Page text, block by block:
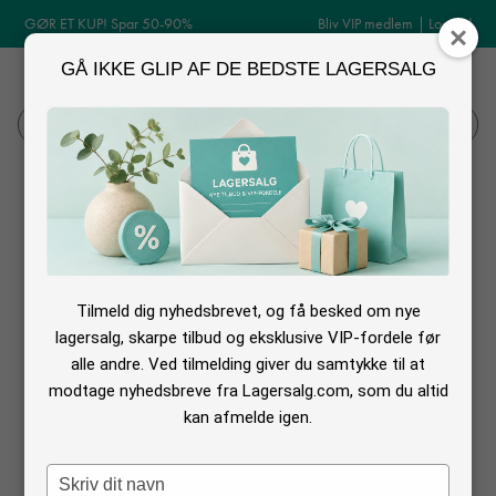
GØR ET KUP! Spar 50-90% Bliv VIP medlem | Log ind
Log ind MENU
Søg
Danefæ udsalg
Er du også vild med Danefæs fantastiske design og brug af historie i deres
Her på siden har jeg samlet de webshops som kørerudsalg på Danefæ
sådan at du kan få det tøj du mangler til den bedst mulige pris.
GÅ IKKE GLIP AF DE BEDSTE LAGERSALG
Tilmeld dig nyhedsbrevet, og få besked om nye
lagersalg, skarpe tilbud og eksklusive VIP-fordele før
alle andre. Ved tilmelding giver du samtykke til at
modtage nyhedsbreve fra Lagersalg.com, som du altid
kan afmelde igen.
Type